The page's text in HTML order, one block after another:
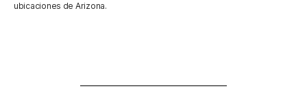
ubicaciones de Arizona.